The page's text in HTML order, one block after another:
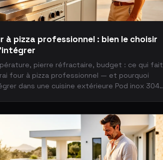
à pizza professionnel : bien le choisir
pierre réfractaire, budget : ce qui fait
four à pizza professionnel — et pourquoi
dans une cuisine extérieure Pod inox 304